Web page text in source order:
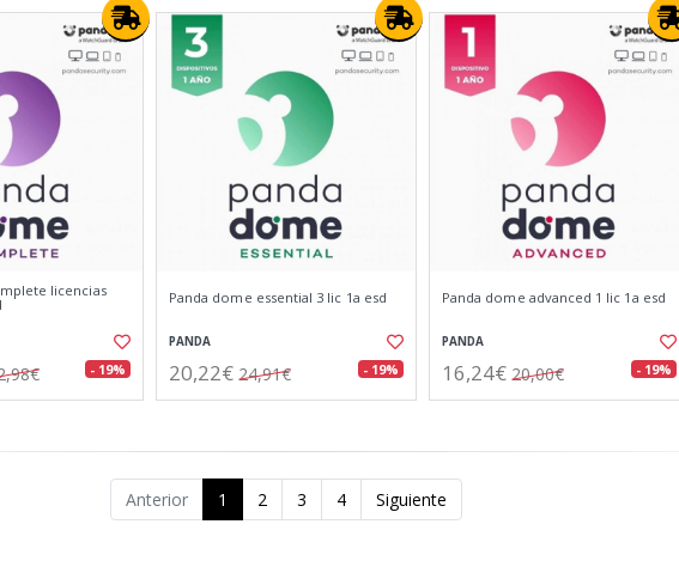
licencias
- 19%
Panda dome essential 3 lic 1a esd
PANDA
20,22€ 24,91€ - 19%
Panda dome advanced 1 lic 1a esd
PANDA
16,24€ 20,00€ - 19%
Anterior 1 2 3 4 Siguiente